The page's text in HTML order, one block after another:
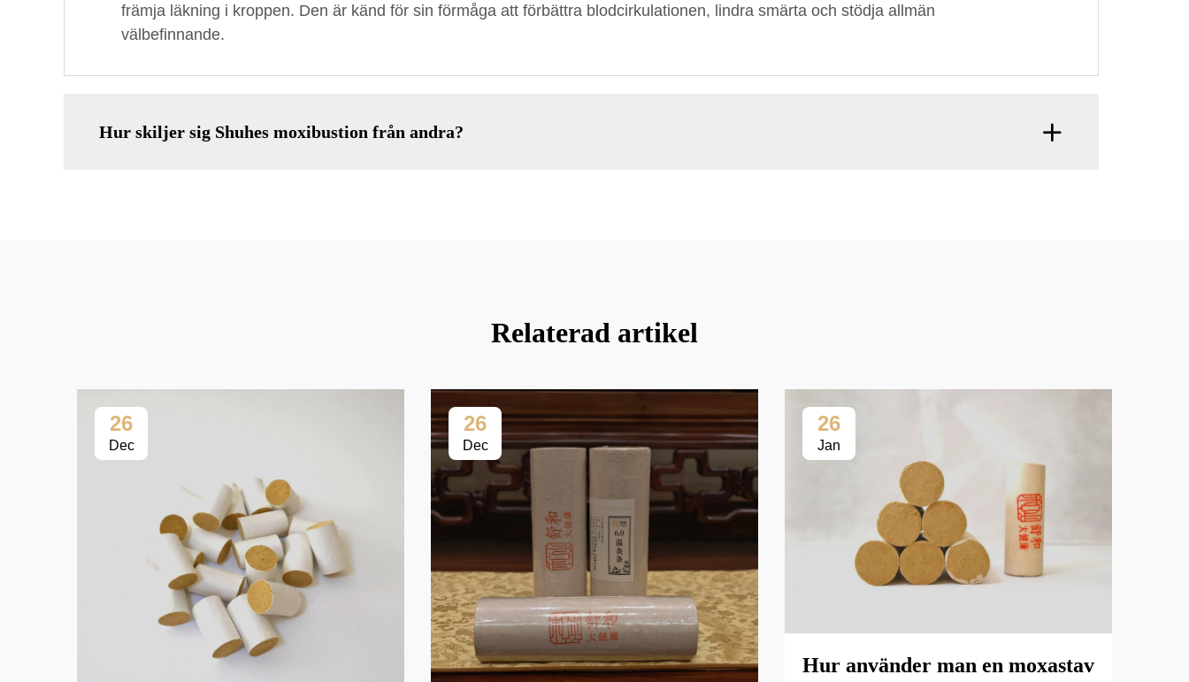
främja läkning i kroppen. Den är känd för sin förmåga att förbättra blodcirkulationen, lindra smärta och stödja allmän
välbefinnande.
Hur skiljer sig Shuhes moxibustion från andra?
Relaterad artikel
26
Dec
26
Dec
26
Jan
Hur använder man en moxastav